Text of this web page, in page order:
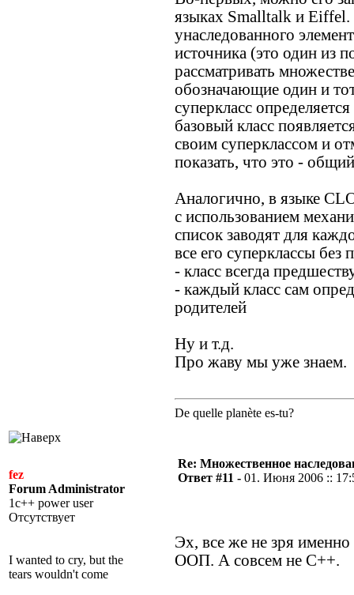
языках Smalltalk и
унаследованного
источника (это один из
рассматривать
обозначающие один и
суперкласс
базовый класс
своим суперклассом и
показать, что это -
Аналогично, в языке
с использованием
список заводят для
все его суперклассы
- класс всегда
- каждый класс сам
родителей
Ну и т.д.
Про жаву мы уже знаем.
De quelle planète es-tu?
fez
Forum Administrator
1c++ power user
Отсутствует
I wanted to cry, but the
tears wouldn't come
Re: Множественное
Ответ #11 - 01. Июня 2006 ::
Эх, все же не зря
ООП. А совсем не С++.